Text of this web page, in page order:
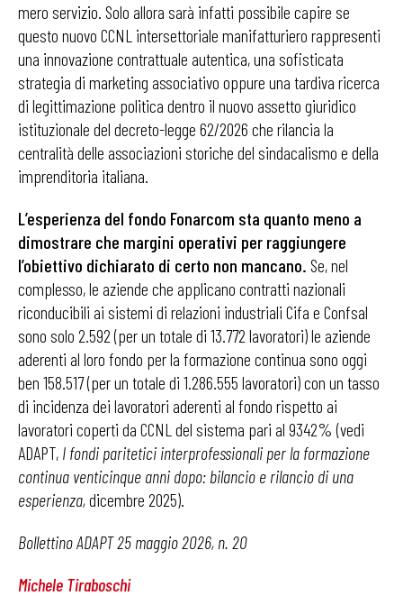
mero servizio. Solo allora sarà infatti possibile capire se
questo nuovo CCNL intersettoriale manifatturiero rappresenti
una innovazione contrattuale autentica, una sofisticata
strategia di marketing associativo oppure una tardiva ricerca
di legittimazione politica dentro il nuovo assetto giuridico
istituzionale del decreto-legge 62/2026 che rilancia la
centralità delle associazioni storiche del sindacalismo e della
imprenditoria italiana.
L’esperienza del fondo Fonarcom sta quanto meno a
dimostrare che margini operativi per raggiungere
l’obiettivo dichiarato di certo non mancano. Se, nel
complesso, le aziende che applicano contratti nazionali
riconducibili ai sistemi di relazioni industriali Cifa e Confsal
sono solo 2.592 (per un totale di 13.772 lavoratori) le aziende
aderenti al loro fondo per la formazione continua sono oggi
ben 158.517 (per un totale di 1.286.555 lavoratori) con un tasso
di incidenza dei lavoratori aderenti al fondo rispetto ai
lavoratori coperti da CCNL del sistema pari al 9342% (vedi
ADAPT, I fondi paritetici interprofessionali per la formazione
continua venticinque anni dopo: bilancio e rilancio di una
esperienza,dicembre 2025).
Bollettino ADAPT 25 maggio 2026, n. 20
Michele Tiraboschi